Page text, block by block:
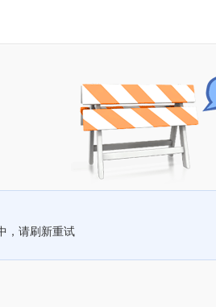
，请刷新重试